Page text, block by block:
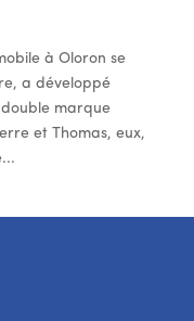
à Oloron se
a développé
double marque
et Thomas, eux,